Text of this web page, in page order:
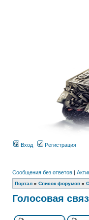
Вход Регистрация
Сообщения без ответов |
Портал » Список форумов »
Голосовая